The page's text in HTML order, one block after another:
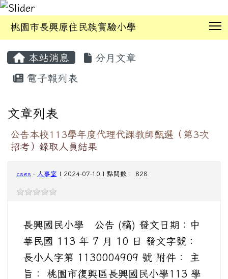
桃園市長興原住民族實驗小學
本站消息
分月文章
電子報列表
文章列表
公告本校​113學年度代理代課教師甄選（第3次
招考）錄取人員結果
cses - 人事室 | 2024-07-10 | 點閱數： 828
長興國民小學 公告 (稿) 發文日期：中
華民國 113 年 7 月 10 日 發文字號：
長小人字第 1130004909 號 附件： 主
旨： 桃園市復興區長興國民小學​113 學